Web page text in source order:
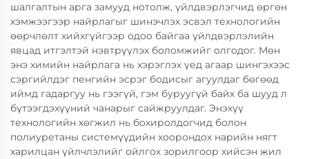
шалгалтын арга замууд нотолж, үйлдвэрлэгчид өргөн
хэмжээгээр найрлагыг шинэчлэх эсвэл технологийн
өөрчлөлт хийхгүйгээр одоо байгаа үйлдвэрлэлийн
явцад итгэлтэй нэвтрүүлэх боломжийг олгодог. Мөн
энэ химийн найрлага нь хэрэглэх үед агаар шингэхээс
сэргийлдэг пенгийн эсрэг бодисыг агуулдаг бөгөөд
иймд гадаргуу нь гээгүй, гэм буруугүй байх ба шууд л
бүтээгдэхүүний чанарыг сайжруулдаг. Энэхүү
технологийн хөгжил нь бохиролдогчид болон
полиуретаны системүүдийн хоорондох нарийн нягт
харилцан үйлчлэлийг ойлгох зорилгоор хийсэн жил